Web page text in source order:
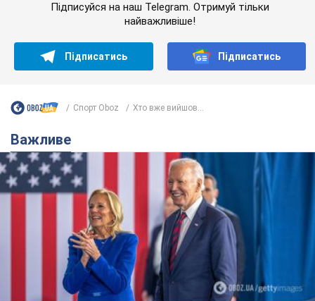
Підписуйся на наш Telegram. Отримуй тільки
найважливіше!
Підписатись Підписатись
Спорт Oboz Хто вже вийшов...
Важливе